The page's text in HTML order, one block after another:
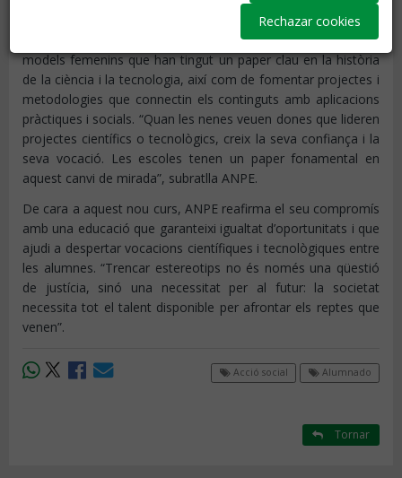
La importància dels models femenins
El sindicat destaca la importància de presentar a les aules
models femenins que han tingut un paper clau en la història
de la ciència i la tecnologia, així com de fomentar projectes i
metodologies que connectin els continguts amb aplicacions
pràctiques i socials. “Quan les nenes veuen dones que lideren
projectes científics o tecnològics, creix la seva confiança i la
seva vocació. Les escoles tenen un paper fonamental en
aquest canvi de mirada”, subratlla ANPE.
De cara a aquest nou curs, ANPE reafirma el seu compromís
amb una educació que garanteixi igualtat d’oportunitats i que
ajudi a despertar vocacions científiques i tecnològiques entre
les alumnes. “Trencar estereotips no és només una qüestió
de justícia, sinó una necessitat per al futur: la societat
necessita tot el talent disponible per afrontar els reptes que
venen”.
Acció social Alumnado
Tornar
Rechazar cookies